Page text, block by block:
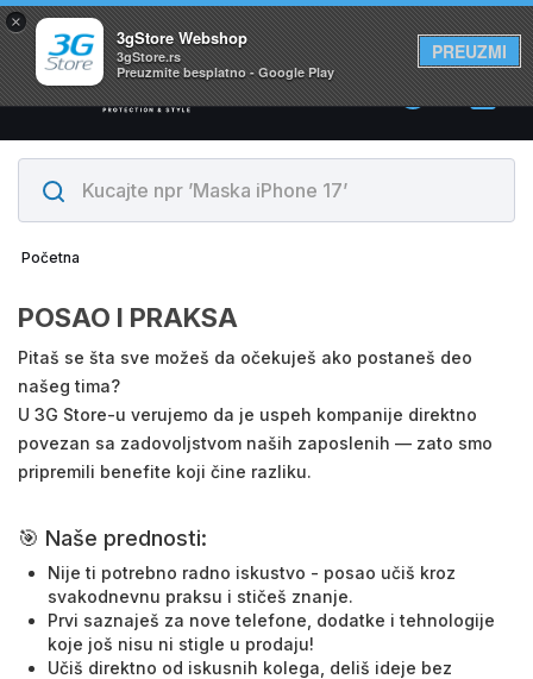
×
3gStore Webshop
3gStore.rs
Preuzmite besplatno - Google Play
PREUZMI
Svi proizvodi su na lageru. Slanje istog dana!
0
Početna
POSAO I PRAKSA
Pitaš se šta sve možeš da očekuješ ako postaneš deo
našeg tima?
U 3G Store-u verujemo da je uspeh kompanije direktno
povezan sa zadovoljstvom naših zaposlenih — zato smo
pripremili benefite koji čine razliku.
🎯 Naše prednosti:
Nije ti potrebno radno iskustvo - posao učiš kroz
svakodnevnu praksu i stičeš znanje.
Prvi saznaješ za nove telefone, dodatke i tehnologije
koje još nisu ni stigle u prodaju!
Učiš direktno od iskusnih kolega, deliš ideje bez